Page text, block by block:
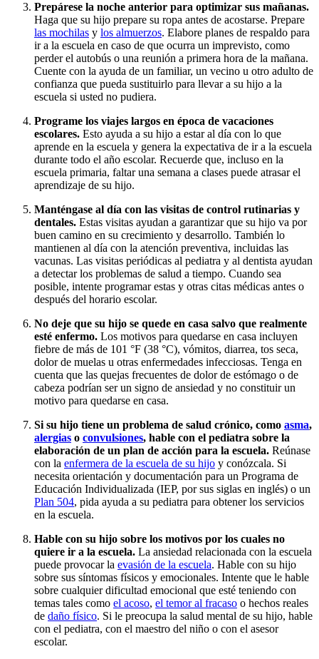
Prepárese la noche anterior para optimizar sus mañanas.
Haga que su hijo prepare su ropa antes de acostarse. Prepare
las mochilas y los almuerzos. Elabore planes de respaldo para
ir a la escuela en caso de que ocurra un imprevisto, como
perder el autobús o una reunión a primera hora de la mañana.
Cuente con la ayuda de un familiar, un vecino u otro adulto de
confianza que pueda sustituirlo para llevar a su hijo a la
escuela si usted no pudiera.
Programe los viajes largos en época de vacaciones
escolares. Esto ayuda a su hijo a estar al día con lo que
aprende en la escuela y genera la expectativa de ir a la escuela
durante todo el año escolar. Recuerde que, incluso en la
escuela primaria, faltar una semana a clases puede atrasar el
aprendizaje de su hijo.
Manténgase al día con las visitas de control rutinarias y
dentales. Estas visitas ayudan a garantizar que su hijo va por
buen camino en su crecimiento y desarrollo. También lo
mantienen al día con la atención preventiva, incluidas las
vacunas. Las visitas periódicas al pediatra y al dentista ayudan
a detectar los problemas de salud a tiempo. Cuando sea
posible, intente programar estas y otras citas médicas antes o
después del horario escolar.
No deje que su hijo se quede en casa salvo que realmente
esté enfermo. Los motivos para quedarse en casa incluyen
fiebre de más de 101 °F (38 °C), vómitos, diarrea, tos seca,
dolor de muelas u otras enfermedades infecciosas. Tenga en
cuenta que las quejas frecuentes de dolor de estómago o de
cabeza podrían ser un signo de ansiedad y no constituir un
motivo para quedarse en casa.
Si su hijo tiene un problema de salud crónico, como asma,
alergias o convulsiones, hable con el pediatra sobre la
elaboración de un plan de acción para la escuela. Reúnase
con la enfermera de la escuela de su hijo y conózcala. Si
necesita orientación y documentación para un Programa de
Educación Individualizada (IEP, por sus siglas en inglés) o un
Plan 504, pida ayuda a su pediatra para obtener los servicios
en la escuela.
Hable con su hijo sobre los motivos por los cuales no
quiere ir a la escuela. La ansiedad relacionada con la escuela
puede provocar la evasión de la escuela. Hable con su hijo
sobre sus síntomas físicos y emocionales. Intente que le hable
sobre cualquier dificultad emocional que esté teniendo con
temas tales como el acoso, el temor al fracaso o hechos reales
de daño físico. Si le preocupa la salud mental de su hijo, hable
con el pediatra, con el maestro del niño o con el asesor
escolar.